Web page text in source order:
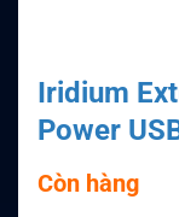
Iridium
Power
Còn hàng